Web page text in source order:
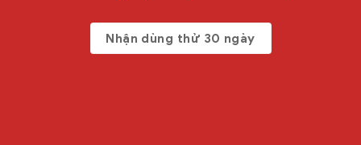
Nhận dùng thử 30 ngày